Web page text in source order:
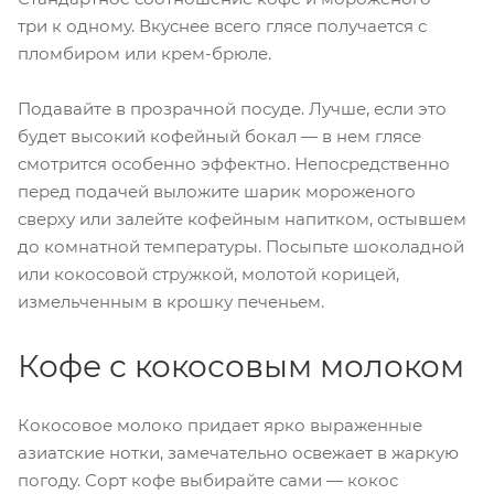
три к одному. Вкуснее всего глясе получается с
пломбиром или крем-брюле.
Подавайте в прозрачной посуде. Лучше, если это
будет высокий кофейный бокал — в нем глясе
смотрится особенно эффектно. Непосредственно
перед подачей выложите шарик мороженого
сверху или залейте кофейным напитком, остывшем
до комнатной температуры. Посыпьте шоколадной
или кокосовой стружкой, молотой корицей,
измельченным в крошку печеньем.
Кофе с кокосовым молоком
Кокосовое молоко придает ярко выраженные
азиатские нотки, замечательно освежает в жаркую
погоду. Сорт кофе выбирайте сами — кокос